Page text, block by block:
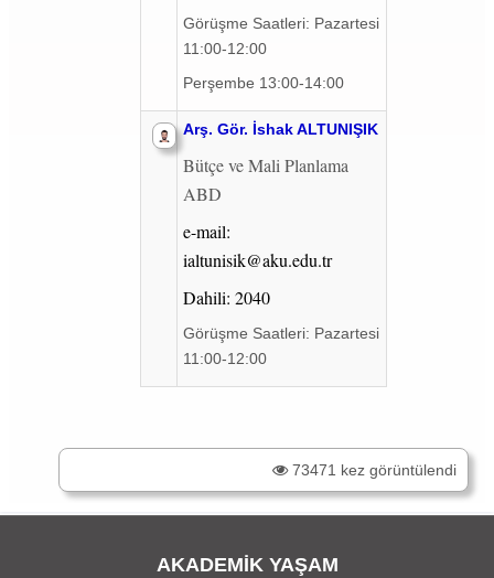
Görüşme Saatleri: Pazartesi
11:00-12:00
Perşembe 13:00-14:00
Arş. Gör. İshak ALTUNIŞIK
Bütçe ve Mali Planlama
ABD
e-mail:
ialtunisik@aku.edu.tr
Dahili: 2040
Görüşme Saatleri: Pazartesi
11:00-12:00
73471 kez görüntülendi
AKADEMİK YAŞAM